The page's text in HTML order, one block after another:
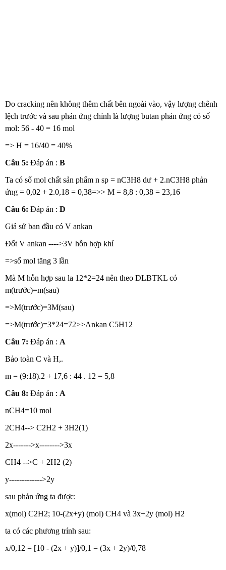
Do cracking nên không thêm chất bên ngoài vào, vậy lượng chênh
lệch trước và sau phản ứng chính là lượng butan phản ứng có số
mol: 56 - 40 = 16 mol
=> H = 16/40 = 40%
Câu 5: Đáp án : B
Ta có số mol chất sản phẩm n sp = nC3H8 dư + 2.nC3H8 phản
ứng = 0,02 + 2.0,18 = 0,38=>> M = 8,8 : 0,38 = 23,16
Câu 6: Đáp án : D
Giả sử ban đầu có V ankan
Đốt V ankan ---->3V hỗn hợp khí
=>số mol tăng 3 lần
Mà M hỗn hợp sau la 12*2=24 nên theo DLBTKL có
m(trước)=m(sau)
=>M(trước)=3M(sau)
=>M(trước)=3*24=72>>Ankan C5H12
Câu 7: Đáp án : A
Bảo toàn C và H,.
m = (9:18).2 + 17,6 : 44 . 12 = 5,8
Câu 8: Đáp án : A
nCH4=10 mol
2CH4--> C2H2 + 3H2(1)
2x------->x-------->3x
CH4 -->C + 2H2 (2)
y------------->2y
sau phản ứng ta được:
x(mol) C2H2; 10-(2x+y) (mol) CH4 và 3x+2y (mol) H2
ta có các phương trính sau:
x/0,12 = [10 - (2x + y)]/0,1 = (3x + 2y)/0,78